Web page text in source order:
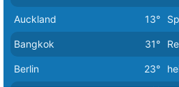
Minsk 27°
Moskau 27°
Nikosia 34°
Oslo 17°
Auckland 13°
Bangkok 31°
Berlin 23°